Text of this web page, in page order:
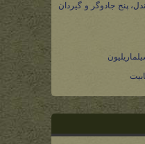
پنج جادوگر و گیردان